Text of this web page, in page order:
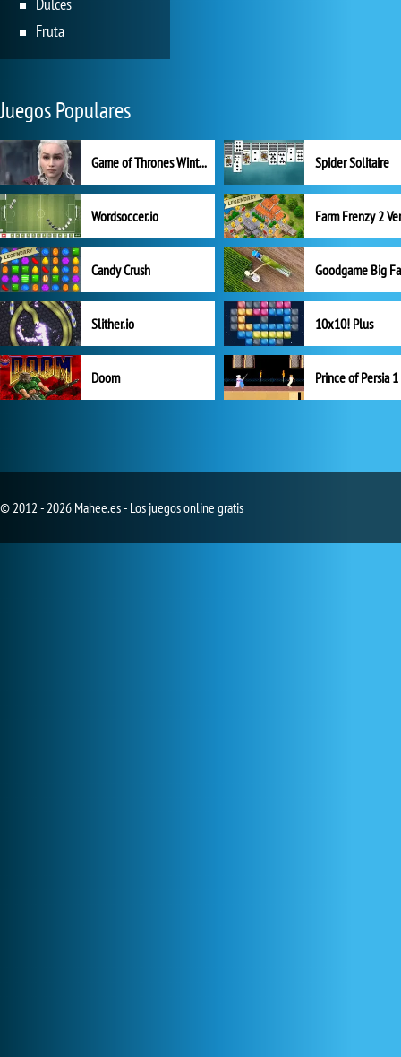
Fruta
Juegos Populares
Game of Thrones Winter is Coming Spider Solitaire
Wordsoccer.io
Candy Crush Goodgame Big
Slither.io 10x10! Plus
Doom Prince of Persia 1
© 2012 - 2026 Mahee.es - Los juegos online gratis